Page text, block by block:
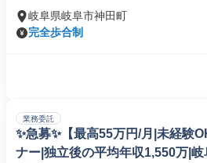
岐阜県岐阜市神田町
完全歩合制
業務委託
✨️急募✨️【最高55万円/月|未経験
ナー|独立後の平均年収1,550万|岐